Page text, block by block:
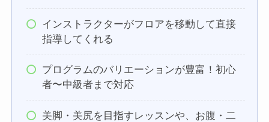
インストラクターがフロアを移動して直接
指導してくれる
プログラムのバリエーションが豊富！初心
者〜中級者まで対応
美脚・美尻を目指すレッスンや、お腹・二